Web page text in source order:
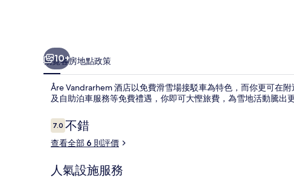
10+
概覽客房地點政策
Åre Vandrarhem 酒店以免費滑雪場接駁車為特色，而你更可在
及自助泊車服務等免費禮遇，你即可大慳旅費，為雪地活動騰出
評
價
7.07.0 分，滿分 10 分，
不錯
查看全部 6 則評價
人氣設施服務